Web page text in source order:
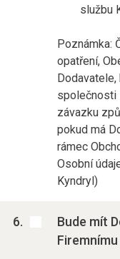
službu
Poznámka:
opatření,
společnosti
závazku
pokud má
rámec
Osobní
Kyndryl)
Bude mít